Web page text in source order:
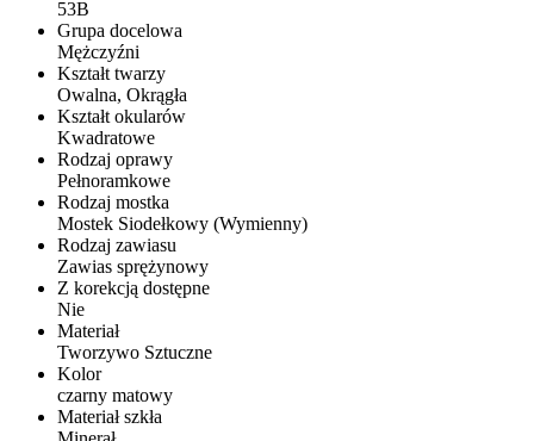
53B
Grupa docelowa
Mężczyźni
Kształt twarzy
Owalna, Okrągła
Kształt okularów
Kwadratowe
Rodzaj oprawy
Pełnoramkowe
Rodzaj mostka
Mostek Siodełkowy (Wymienny)
Rodzaj zawiasu
Zawias sprężynowy
Z korekcją dostępne
Nie
Materiał
Tworzywo Sztuczne
Kolor
czarny matowy
Materiał szkła